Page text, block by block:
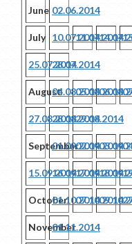
June 02.06.2014
July 10.07.201411.07.2014
25.07.201428.07.2014
August04.08.201405.08.2014
27.08.201428.08.201429.08.2014
September
01.09.201402.09.2014
15.09.201416.09.201417.09.2014
October01.10.201407.10.2014
November01.11.2014